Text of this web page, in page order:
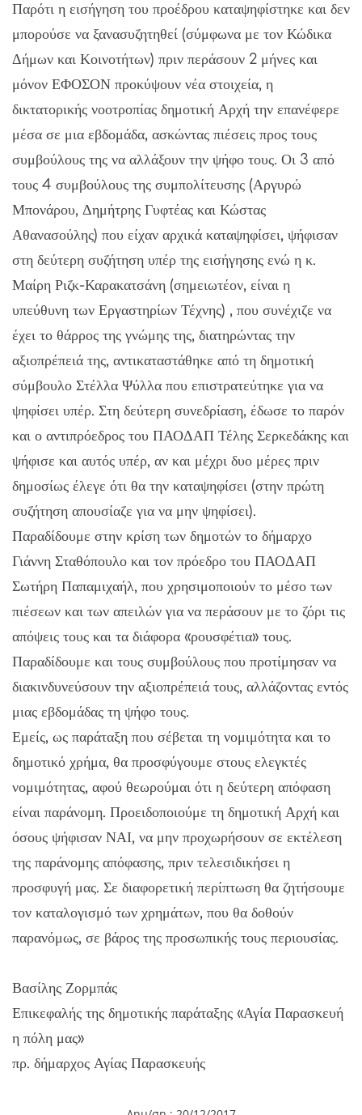
Παρότι η εισήγηση του προέδρου καταψηφίστηκε και δεν
μπορούσε να ξανασυζητηθεί (σύμφωνα με τον Κώδικα
Δήμων και Κοινοτήτων) πριν περάσουν 2 μήνες και
μόνον ΕΦΟΣΟΝ προκύψουν νέα στοιχεία, η
δικτατορικής νοοτροπίας δημοτική Αρχή την επανέφερε
μέσα σε μια εβδομάδα, ασκώντας πιέσεις προς τους
συμβούλους της να αλλάξουν την ψήφο τους. Οι 3 από
τους 4 συμβούλους της συμπολίτευσης (Αργυρώ
Μπονάρου, Δημήτρης Γυφτέας και Κώστας
Αθανασούλης) που είχαν αρχικά καταψηφίσει, ψήφισαν
στη δεύτερη συζήτηση υπέρ της εισήγησης ενώ η κ.
Μαίρη Ριζκ-Καρακατσάνη (σημειωτέον, είναι η
υπεύθυνη των Εργαστηρίων Τέχνης) , που συνέχιζε να
έχει το θάρρος της γνώμης της, διατηρώντας την
αξιοπρέπειά της, αντικαταστάθηκε από τη δημοτική
σύμβουλο Στέλλα Ψύλλα που επιστρατεύτηκε για να
ψηφίσει υπέρ. Στη δεύτερη συνεδρίαση, έδωσε το παρόν
και ο αντιπρόεδρος του ΠΑΟΔΑΠ Τέλης Σερκεδάκης και
ψήφισε και αυτός υπέρ, αν και μέχρι δυο μέρες πριν
δημοσίως έλεγε ότι θα την καταψηφίσει (στην πρώτη
συζήτηση απουσίαζε για να μην ψηφίσει).
Παραδίδουμε στην κρίση των δημοτών το δήμαρχο
Γιάννη Σταθόπουλο και τον πρόεδρο του ΠΑΟΔΑΠ
Σωτήρη Παπαμιχαήλ, που χρησιμοποιούν το μέσο των
πιέσεων και των απειλών για να περάσουν με το ζόρι τις
απόψεις τους και τα διάφορα «ρουσφέτια» τους.
Παραδίδουμε και τους συμβούλους που προτίμησαν να
διακινδυνεύσουν την αξιοπρέπειά τους, αλλάζοντας εντός
μιας εβδομάδας τη ψήφο τους.
Εμείς, ως παράταξη που σέβεται τη νομιμότητα και το
δημοτικό χρήμα, θα προσφύγουμε στους ελεγκτές
νομιμότητας, αφού θεωρούμαι ότι η δεύτερη απόφαση
είναι παράνομη. Προειδοποιούμε τη δημοτική Αρχή και
όσους ψήφισαν ΝΑΙ, να μην προχωρήσουν σε εκτέλεση
της παράνομης απόφασης, πριν τελεσιδικήσει η
προσφυγή μας. Σε διαφορετική περίπτωση θα ζητήσουμε
τον καταλογισμό των χρημάτων, που θα δοθούν
παρανόμως, σε βάρος της προσωπικής τους περιουσίας.
Βασίλης Ζορμπάς
Επικεφαλής της δημοτικής παράταξης «Αγία Παρασκευή
η πόλη μας»
πρ. δήμαρχος Αγίας Παρασκευής